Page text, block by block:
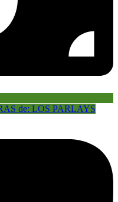
de: LOS PARLAYS